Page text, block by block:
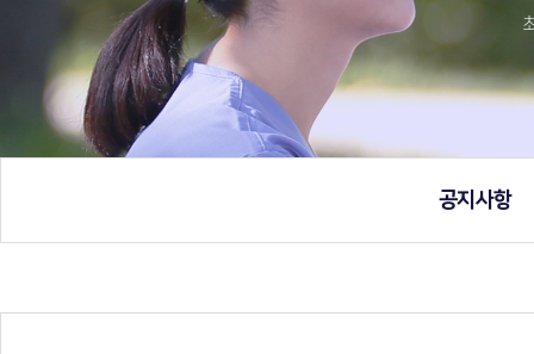
공지사항